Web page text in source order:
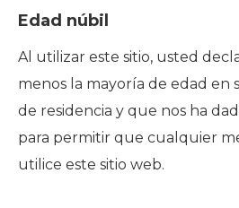
Edad núbil
Al utilizar este sitio, usted
menos la mayoría de edad en
de residencia y que nos ha
para permitir que cualquier
utilice este sitio web.